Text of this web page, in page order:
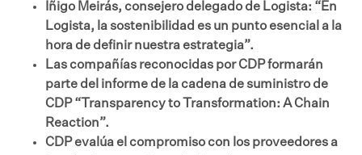
Íñigo Meirás, consejero delegado de Logista: “En
Logista, la sostenibilidad es un punto esencial a la
hora de definir nuestra estrategia”.
Las compañías reconocidas por CDP formarán
parte del informe de la cadena de suministro de
CDP “Transparency to Transformation: A Chain
Reaction”.
CDP evalúa el compromiso con los proveedores a